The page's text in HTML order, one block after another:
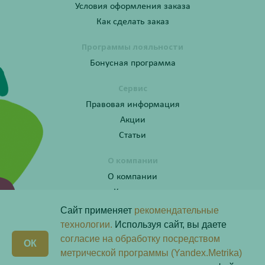
Условия оформления заказа
Как сделать заказ
Программы лояльности
Бонусная программа
Сервис
Правовая информация
Акции
Статьи
О компании
О компании
Контакты
Получите консультацию по телефону:
8 (800) 201-40-60 доб. 10
Сайт применяет рекомендательные
технологии. Используя сайт, вы даете
согласие на обработку посредством
метрической программы (Yandex.Metrika)
ОК